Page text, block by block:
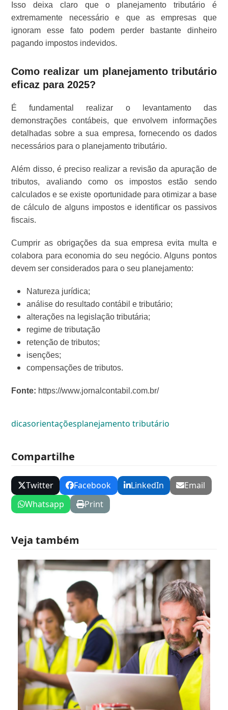
Isso deixa claro que o planejamento tributário é
extremamente necessário e que as empresas que
ignoram esse fato podem perder bastante dinheiro
pagando impostos indevidos.
Como realizar um planejamento tributário
eficaz para 2025?
É fundamental realizar o levantamento das
demonstrações contábeis, que envolvem informações
detalhadas sobre a sua empresa, fornecendo os dados
necessários para o planejamento tributário.
Além disso, é preciso realizar a revisão da apuração de
tributos, avaliando como os impostos estão sendo
calculados e se existe oportunidade para otimizar a base
de cálculo de alguns impostos e identificar os passivos
fiscais.
Cumprir as obrigações da sua empresa evita multa e
colabora para economia do seu negócio. Alguns pontos
devem ser considerados para o seu planejamento:
Natureza jurídica;
análise do resultado contábil e tributário;
alterações na legislação tributária;
regime de tributação
retenção de tributos;
isenções;
compensações de tributos.
Fonte: https://www.jornalcontabil.com.br/
dicasorientaçõesplanejamento tributário
Compartilhe
Twitter Facebook LinkedIn
Email
Whatsapp
Print
Veja também